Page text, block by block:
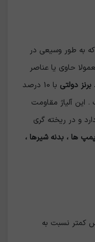
به طور وسيعي در
حاوی يا عناصر
برنز دولتي
با 10 درصد
تا 2 درصد سرب . اين آلياژ مقاومت
و در ريخته گري
ها ، بدنه شيرها ،
کمتر نسبت به